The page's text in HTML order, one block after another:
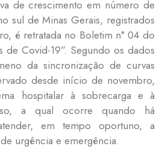
de crescimento em número de
sul de Minas Gerais, registrados
é retratada no Boletim n° 04 do
de Covid-19”. Segundo os dados
da sincronização de curvas
desde início de novembro,
hospitalar à sobrecarga e à
a qual ocorre quando há
em tempo oportuno, a
urgência e emergência.